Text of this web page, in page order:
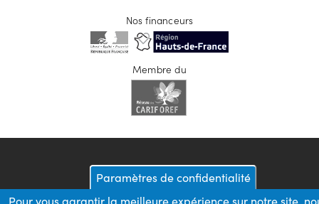
Nos financeurs
Membre du
Paramètres de confidentialité
Pour vous garantir la meilleure expérience sur notre site,